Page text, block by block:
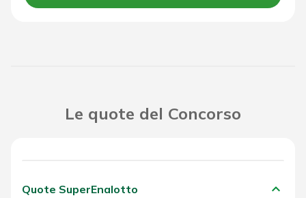
Le quote del Concorso
Quote SuperEnalotto keyboard_arrow_down